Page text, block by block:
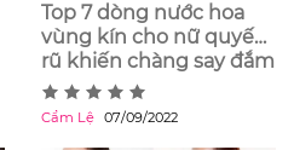
Top 7 dòng nước hoa
vùng kín cho nữ quyến
rũ khiến chàng say đắm
Cẩm Lệ 07/09/2022